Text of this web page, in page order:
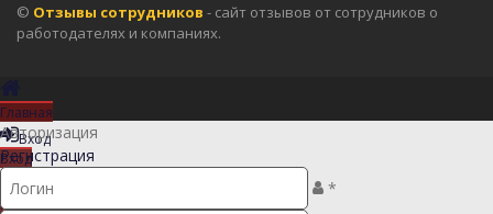
© Отзывы сотрудников - сайт отзывов от сотрудников о
работодателях и компаниях.
Главная
Вход
Вход
Регистрация
Регистрация
Авторизация
Регистрация
*